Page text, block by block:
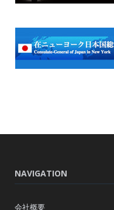
NAVIGATION
会社概要